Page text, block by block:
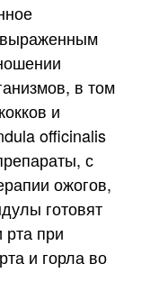
выраженным
в том
и
officinalis
с
ожогов,
готовят
при
и горла во